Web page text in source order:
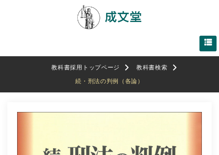
教科書採用トップページ
教科書検索
続・刑法の判例（各論）